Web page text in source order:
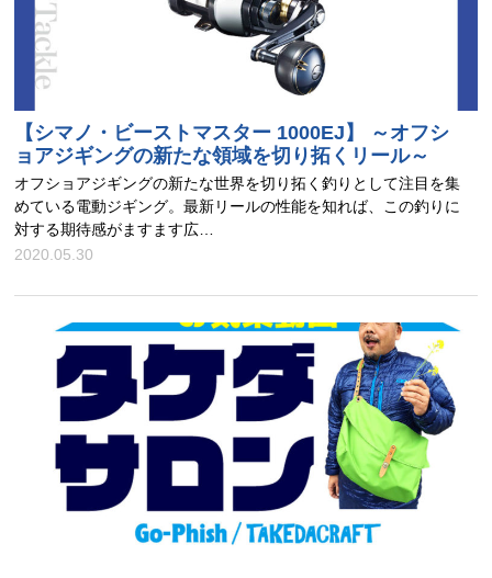
【シマノ・ビーストマスター 1000EJ】 ～オフシ
ョアジギングの新たな領域を切り拓くリール～
オフショアジギングの新たな世界を切り拓く釣りとして注目を集
めている電動ジギング。最新リールの性能を知れば、この釣りに
対する期待感がますます広…
2020.05.30